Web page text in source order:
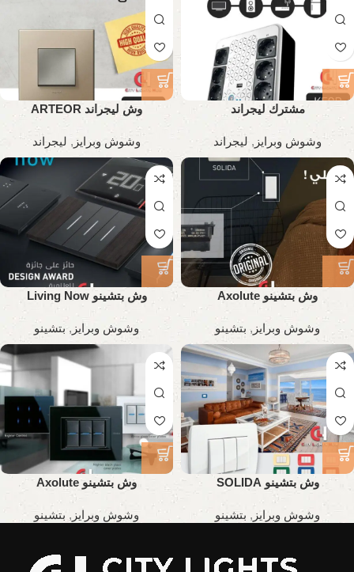
مشترك ليجراند
وشوش وبرايز , ليجراند
وش ليجراند ARTEOR
وشوش وبرايز , ليجراند
وش بتشينو Axolute
وشوش وبرايز , بتشينو
وش بتشينو Living Now
وشوش وبرايز ,بتشينو
وش بتشينو SOLIDA
وشوش وبرايز , بتشينو
وش بتشينو Axolute
وشوش وبرايز , بتشينو